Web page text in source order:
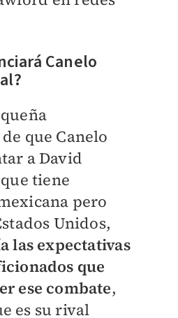
Canelo
que Canelo
a David
tiene
pero
Unidos,
las expectativas
que
ese combate,
es su rival